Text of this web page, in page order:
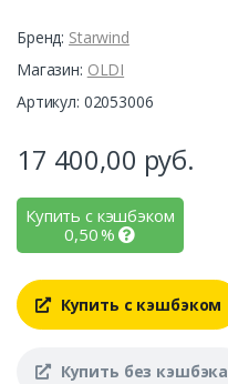
Бренд: Starwind
Магазин: OLDI
Артикул: 02053006
17 400,00 руб.
Купить с кэшбэком
0,50%
Купить с кэшбэком
Купить без кэшбэка